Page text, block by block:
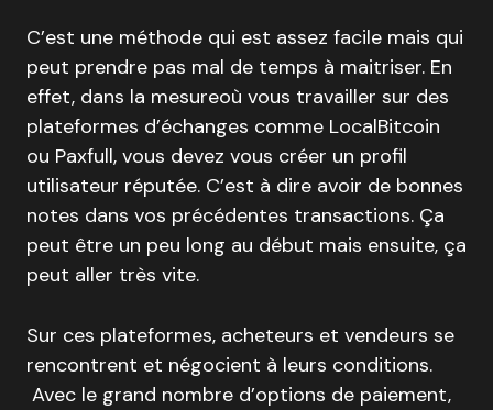
C’est une méthode qui est assez facile mais qui
peut prendre pas mal de temps à maitriser. En
effet, dans la mesureoù vous travailler sur des
plateformes d’échanges comme LocalBitcoin
ou Paxfull, vous devez vous créer un profil
utilisateur réputée. C’est à dire avoir de bonnes
notes dans vos précédentes transactions. Ça
peut être un peu long au début mais ensuite, ça
peut aller très vite.
Sur ces plateformes, acheteurs et vendeurs se
rencontrent et négocient à leurs conditions.
Avec le grand nombre d’options de paiement,